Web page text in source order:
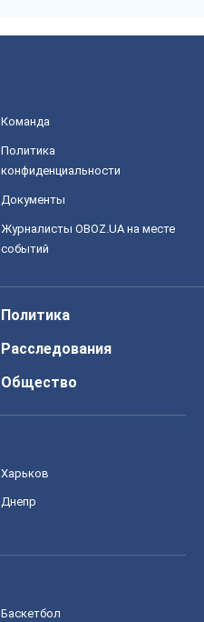
Команда
Политика
конфиденциальности
Документы
Журналисты OBOZ.UA на месте
событий
Политика
Расследования
Общество
Харьков
Днепр
Баскетбол